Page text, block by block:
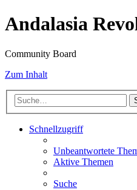
Andalasia
Community Board
Zum Inhalt
Schnellzugriff
Unbeantwortete
Aktive Themen
Suche